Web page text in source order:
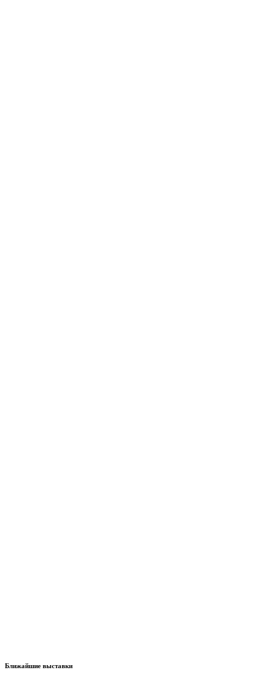
Ближайшие выставки